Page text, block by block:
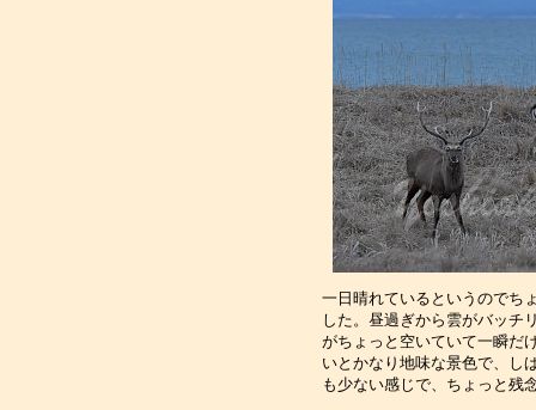
一日晴れているというのでち
した。昼過ぎから雲がバッチ
がちょっと空いていて一瞬だ
いとかなり地味な景色で、し
も少ない感じで